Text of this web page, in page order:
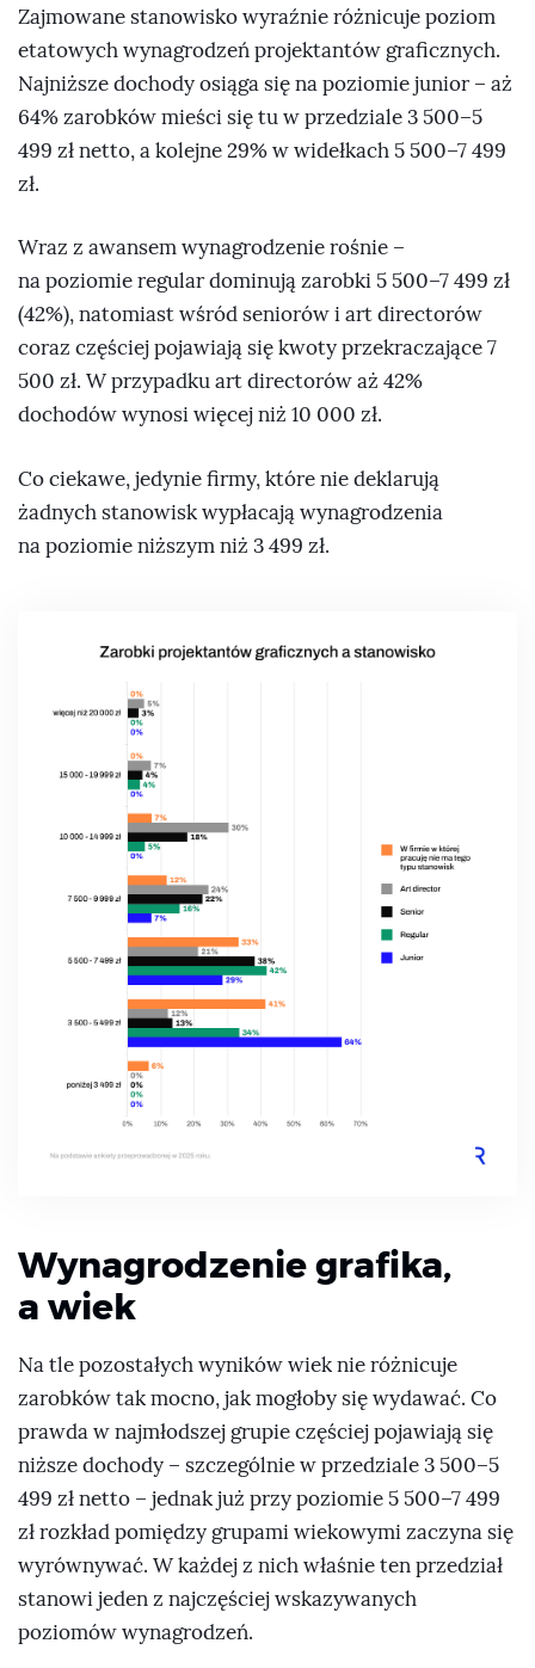
Zajmowane stanowisko wyraźnie różnicuje poziom
etatowych wynagrodzeń projektantów graficznych.
Najniższe dochody osiąga się na poziomie junior – aż
64% zarobków mieści się tu w przedziale 3 500–5
499 zł netto, a kolejne 29% w widełkach 5 500–7 499
zł.
Wraz z awansem wynagrodzenie rośnie –
na poziomie regular dominują zarobki 5 500–7 499 zł
(42%), natomiast wśród seniorów i art directorów
coraz częściej pojawiają się kwoty przekraczające 7
500 zł. W przypadku art directorów aż 42%
dochodów wynosi więcej niż 10 000 zł.
Co ciekawe, jedynie firmy, które nie deklarują
żadnych stanowisk wypłacają wynagrodzenia
na poziomie niższym niż 3 499 zł.
Wynagrodzenie grafika,
a wiek
Na tle pozostałych wyników wiek nie różnicuje
zarobków tak mocno, jak mogłoby się wydawać. Co
prawda w najmłodszej grupie częściej pojawiają się
niższe dochody – szczególnie w przedziale 3 500–5
499 zł netto – jednak już przy poziomie 5 500–7 499
zł rozkład pomiędzy grupami wiekowymi zaczyna się
wyrównywać. W każdej z nich właśnie ten przedział
stanowi jeden z najczęściej wskazywanych
poziomów wynagrodzeń.